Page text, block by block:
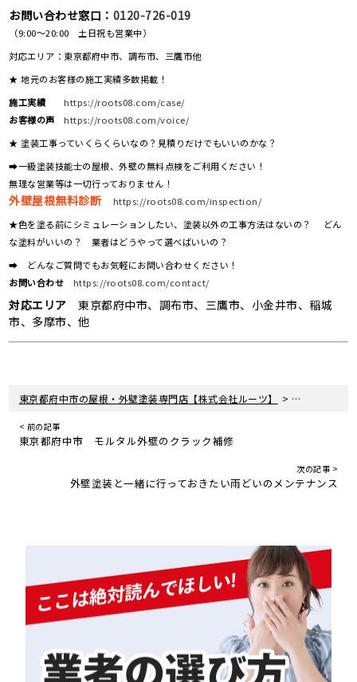
お問い合わせ窓口： 0120-726-019
（9:00～20:00 土日祝も営業中）
対応エリア：東京都府中市、調布市、三鷹市他
★ 地元のお客様の施工実績多数掲載！
施工実績
https://roots08.com/case/
お客様の声
https://roots08.com/voice/
★ 塗装工事っていくらくらいなの？見積りだけでもいいのかな？
➡一級塗装技能士の屋根、外壁の無料点検をご利用ください！
無理な営業等は一切行っておりません！
外壁屋根無料診断
https://roots08.com/inspection/
★色を塗る前にシミュレーションしたい、塗装以外の工事方法はないの？ どん
な塗料がいいの？ 業者はどうやって選べばいいの？
➡ どんなご質問でもお気軽にお問い合わせください！
お問い合わせ
https://roots08.com/contact/
対応エリア 東京都府中市、調布市、三鷹市、小金井市、稲城
市、多摩市、他
東京都府中市の屋根・外壁塗装専門店【株式会社ルーツ】 > 新着情報
< 前の記事
東京都府中市 モルタル外壁のクラック補修
次の記事 >
外壁塗装と一緒に行っておきたい雨どいのメンテナンス